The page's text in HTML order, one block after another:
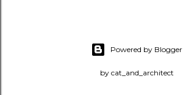
Powered by Blogger
by cat_and_architect